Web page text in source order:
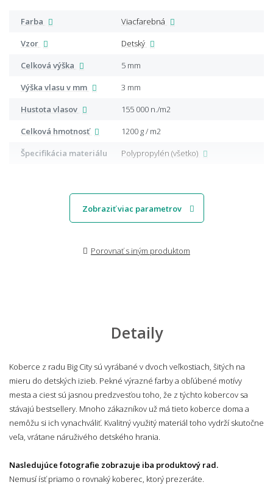
Farba
Viacfarebná
Vzor
Detský
Celková výška
5 mm
Výška vlasu v mm
3 mm
Hustota vlasov
155 000 n./m2
Celková hmotnosť
1200 g / m2
Špecifikácia materiálu
Polypropylén (všetko)
Zobraziť viac parametrov
Porovnať s iným produktom
Detaily
Koberce z radu Big City sú vyrábané v dvoch veľkostiach, šitých na
mieru do detských izieb. Pekné výrazné farby a obľúbené motívy
mesta a ciest sú jasnou predzvesťou toho, že z týchto kobercov sa
stávajú bestsellery. Mnoho zákazníkov už má tieto koberce doma a
nemôžu si ich vynachváliť. Kvalitný využitý materiál toho vydrží skutočne
veľa, vrátane náruživého detského hrania.
Nasledujúce fotografie zobrazuje iba produktový rad.
Nemusí ísť priamo o rovnaký koberec, ktorý prezeráte.